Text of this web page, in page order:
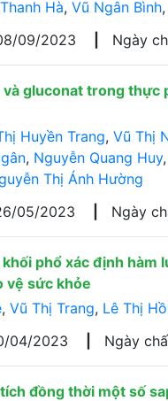
Hà, Vũ Ngân Bình,
09/2023 Ngày
gluconat trong thực
Huyền Trang, Vũ Thị
, Nguyễn Quang Huy,
Thị Ánh Hường
05/2023 Ngày
phổ xác định hàm
vệ sức khỏe
, Vũ Thị Trang, Lê Thị
04/2023 Ngày
đồng thời một số